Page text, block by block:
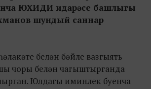
ЮХИДИ идарәсе башлыгы
шундый саннар
белән бәйле вазгыять
чоры белән чагыштырганда
Юлдагы иминлек буенча